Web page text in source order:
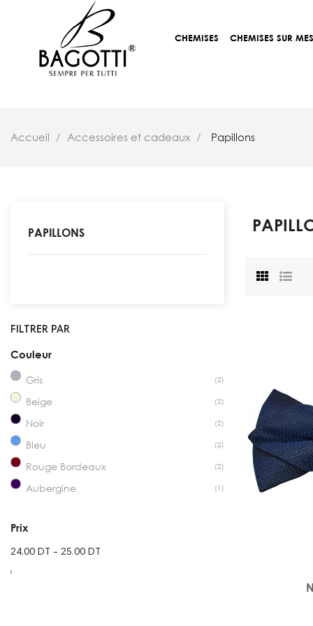
CHEMISES CHEMISES SUR
Accueil Accessoires et cadeaux Papillons
PAPILLONS
FILTRER PAR
Couleur
Gris (2)
Beige (2)
Noir (2)
Bleu (2)
Rouge Bordeaux (2)
Aubergine (1)
Prix
24.00 DT - 25.00 DT